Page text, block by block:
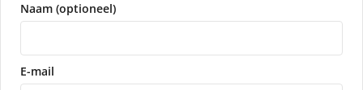
Naam (optioneel)
E-mail